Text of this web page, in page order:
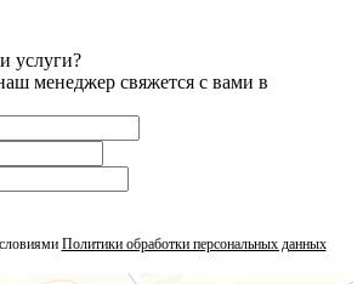
услуги?
менеджер свяжется с вами в
Политики обработки персональных данных